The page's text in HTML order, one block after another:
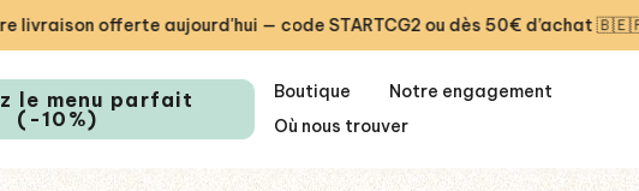
offerte aujourd'hui — code STARTCG2 ou dès 50€ d’achat 🇧🇪🇫🇷🇱🇺
le menu parfait
(-10%)
Boutique
Notre engagement
Où nous trouver